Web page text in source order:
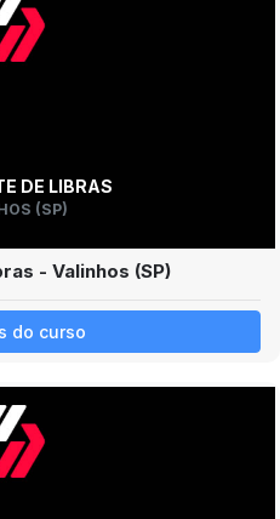
DE LIBRAS
(SP)
- Valinhos (SP)
do curso